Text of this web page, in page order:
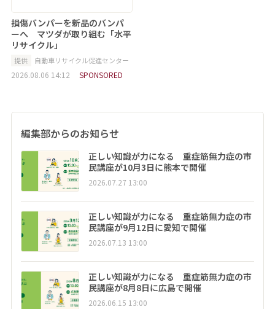
損傷バンパーを新品のバンパ
ーへ マツダが取り組む「水平
リサイクル」
提供 自動車リサイクル促進センター
2026.08.06 14:12 SPONSORED
編集部からのお知らせ
正しい知識が力になる 重症筋無力症の市
民講座が10月3日に熊本で開催
2026.07.27 13:00
正しい知識が力になる 重症筋無力症の市
民講座が9月12日に愛知で開催
2026.07.13 13:00
正しい知識が力になる 重症筋無力症の市
民講座が8月8日に広島で開催
2026.06.15 13:00